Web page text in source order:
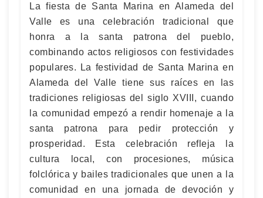
La fiesta de Santa Marina en Alameda del
Valle es una celebración tradicional que
honra a la santa patrona del pueblo,
combinando actos religiosos con festividades
populares. La festividad de Santa Marina en
Alameda del Valle tiene sus raíces en las
tradiciones religiosas del siglo XVIII, cuando
la comunidad empezó a rendir homenaje a la
santa patrona para pedir protección y
prosperidad. Esta celebración refleja la
cultura local, con procesiones, música
folclórica y bailes tradicionales que unen a la
comunidad en una jornada de devoción y